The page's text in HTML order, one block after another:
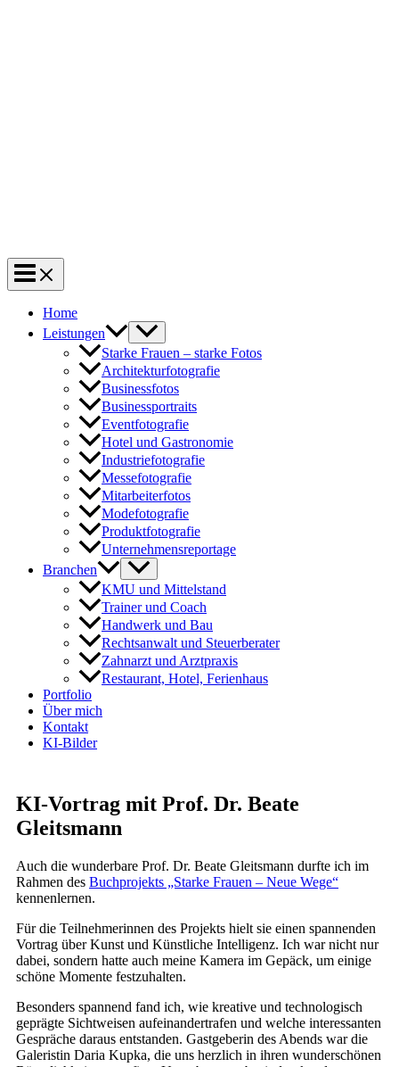
Home
Leistungen
Starke Frauen – starke Fotos
Architekturfotografie
Businessfotos
Businessportraits
Eventfotografie
Hotel und Gastronomie
Industriefotografie
Messefotografie
Mitarbeiterfotos
Modefotografie
Produktfotografie
Unternehmensreportage
Branchen
KMU und Mittelstand
Trainer und Coach
Handwerk und Bau
Rechtsanwalt und Steuerberater
Zahnarzt und Arztpraxis
Restaurant, Hotel, Ferienhaus
Portfolio
Über mich
Kontakt
KI-Bilder
KI-Vortrag mit Prof. Dr. Beate
Gleitsmann
Auch die wunderbare Prof. Dr. Beate Gleitsmann durfte ich im
Rahmen des Buchprojekts „Starke Frauen – Neue Wege“
kennenlernen.
Für die Teilnehmerinnen des Projekts hielt sie einen spannenden
Vortrag über Kunst und Künstliche Intelligenz. Ich war nicht nur
dabei, sondern hatte auch meine Kamera im Gepäck, um einige
schöne Momente festzuhalten.
Besonders spannend fand ich, wie kreative und technologisch
geprägte Sichtweisen aufeinandertrafen und welche interessanten
Gespräche daraus entstanden. Gastgeberin des Abends war die
Galeristin Daria Kupka, die uns herzlich in ihren wunderschönen